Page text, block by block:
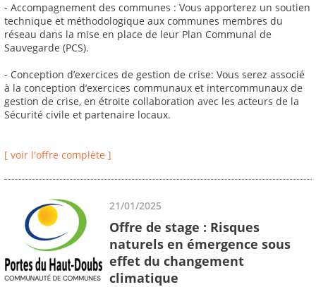
- Accompagnement des communes : Vous apporterez un soutien
technique et méthodologique aux communes membres du
réseau dans la mise en place de leur Plan Communal de
Sauvegarde (PCS).
- Conception d’exercices de gestion de crise: Vous serez associé
à la conception d’exercices communaux et intercommunaux de
gestion de crise, en étroite collaboration avec les acteurs de la
Sécurité civile et partenaire locaux.
[ voir l'offre complète ]
21/01/2025
Offre de stage : Risques
naturels en émergence sous
effet du changement
climatique